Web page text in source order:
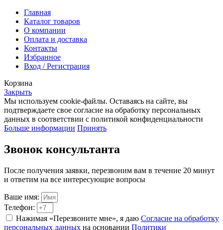
Главная
Каталог товаров
О компании
Оплата и доставка
Контакты
Избранное
Вход / Регистрация
Корзина
Закрыть
Мы используем cookie-файлы. Оставаясь на сайте, вы
подтверждаете свое согласие на обработку персональных
данных в соответствии с политикой конфиденциальности
Больше информации Принять
Звонок консультанта
После получения заявки, перезвоним вам в течение 20 минут
и ответим на все интересующие вопросы
Ваше имя:
Телефон:
Нажимая «Перезвоните мне», я даю Согласие на обработку
персональных данных на основании Политики